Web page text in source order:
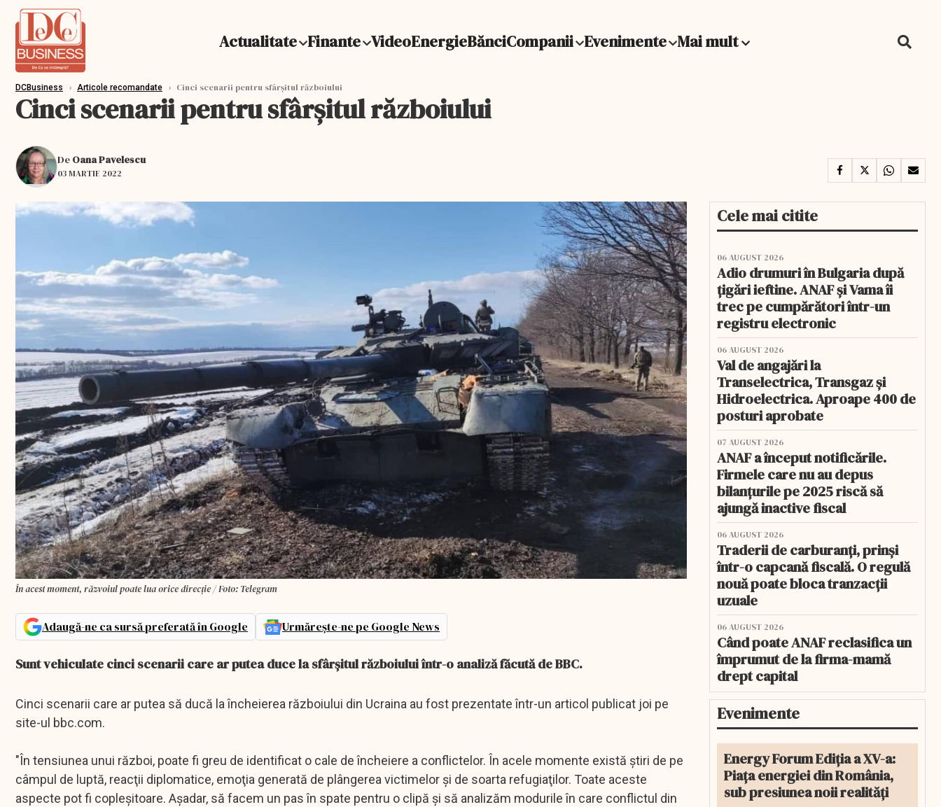
Actualitate Finante VideoEnergieBănciCompanii Evenimente Mai mult
DCBusiness › Articole recomandate › Cinci scenarii pentru sfârșitul războiului
Cinci scenarii pentru sfârșitul războiului
De Oana Pavelescu
03 MARTIE 2022
În acest moment, răzvoiul poate lua orice direcție / Foto: Telegram
Adaugă-ne ca sursă preferată în Google Urmărește-ne pe Google News
Sunt vehiculate cinci scenarii care ar putea duce la sfârșitul războiului într-o analiză făcută de BBC.
Cinci scenarii care ar putea să ducă la încheierea războiului din Ucraina au fost prezentate într-un articol publicat joi pe
site-ul bbc.com.
"În tensiunea unui război, poate fi greu de identificat o cale de încheiere a conflictelor. În acele momente există ştiri de pe
câmpul de luptă, reacţii diplomatice, emoţia generată de plângerea victimelor şi de soarta refugiaţilor. Toate aceste
aspecte pot fi copleşitoare. Aşadar, să facem un pas în spate pentru o clipă şi să analizăm modurile în care conflictul din
Cele mai citite
06 AUGUST 2026
Adio drumuri în Bulgaria după
țigări ieftine. ANAF și Vama îi
trec pe cumpărători într-un
registru electronic
06 AUGUST 2026
Val de angajări la
Transelectrica, Transgaz și
Hidroelectrica. Aproape 400 de
posturi aprobate
07 AUGUST 2026
ANAF a început notificările.
Firmele care nu au depus
bilanțurile pe 2025 riscă să
ajungă inactive fiscal
06 AUGUST 2026
Traderii de carburanți, prinși
într-o capcană fiscală. O regulă
nouă poate bloca tranzacții
uzuale
06 AUGUST 2026
Când poate ANAF reclasifica un
împrumut de la firma-mamă
drept capital
Evenimente
Energy Forum Ediția a XV-a:
Piața energiei din România,
sub presiunea noii realități